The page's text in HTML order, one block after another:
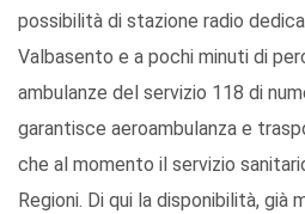
possibilità di stazione radio
Valbasento e a pochi minuti di
ambulanze del servizio 118 di
garantisce aeroambulanza e
che al momento il servizio
Regioni. Di qui la disponibilità,